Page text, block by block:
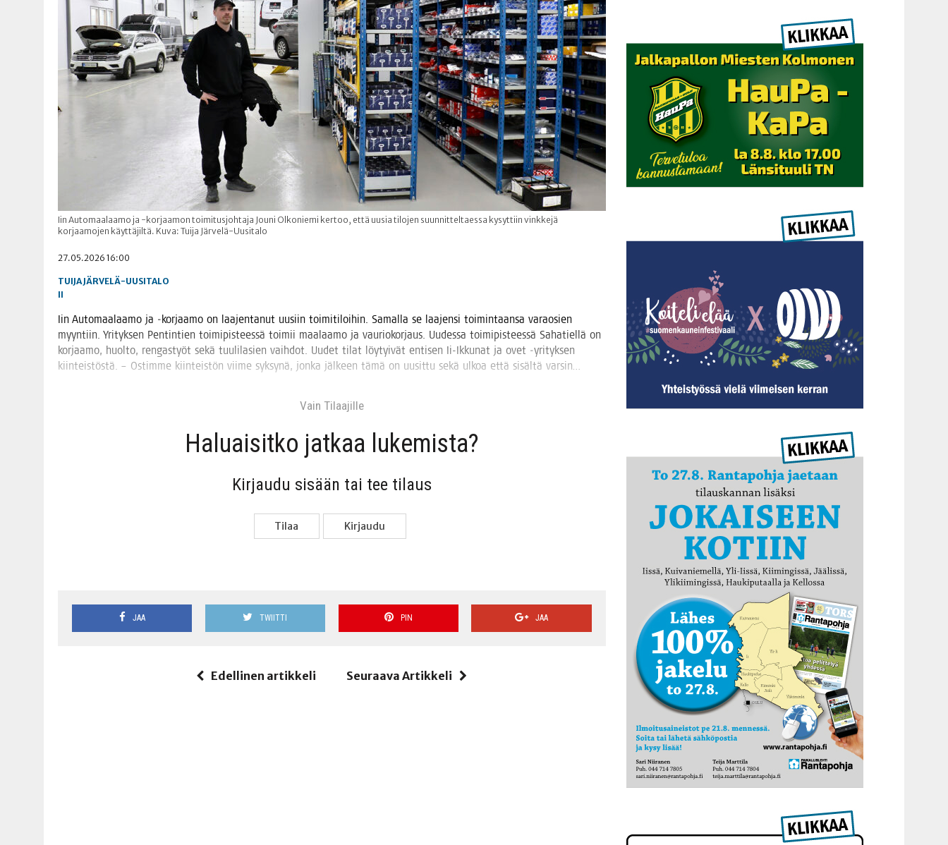
Iin Automaalaamo ja -korjaamon toimitusjohtaja Jouni Olkoniemi kertoo, että uusia tilojen suunnitteltaessa kysyttiin vinkkejä
korjaamojen käyttäjiltä. Kuva: Tuija Järvelä-Uusitalo
27.05.2026 16:00
TUIJA JÄRVELÄ-UUSITALO
II
Iin Auto­maa­laa­mo ja ‑kor­jaa­mo on laa­jen­ta­nut uusiin toi­mi­ti­loi­hin. Samal­la se laa­jen­si toi­min­taan­sa varao­sien
myyn­tiin. Yri­tyk­sen Pen­tin­tien toi­mi­pis­tees­sä toi­mii maa­laa­mo ja vau­rio­kor­jaus. Uudes­sa toi­mi­pis­tees­sä Saha­tiel­lä on
kor­jaa­mo, huol­to, ren­gas­työt sekä tuu­li­la­sien vaih­dot. Uudet tilat löy­tyi­vät enti­sen Ii-Ikku­nat ja ovet ‑yri­tyk­sen
kiin­teis­tös­tä. – Ostim­me kiin­teis­tön vii­me syk­sy­nä, jon­ka jäl­keen tämä on uusit­tu sekä ulkoa että sisäl­tä varsin…
Vain Tilaa­jil­le
Haluai­sit­ko jat­kaa lukemista?
Kir­jau­du sisään tai tee tilaus
Tilaa Kir­jau­du
JAA TWIITTI PIN JAA
Edellinen artikkeli Seuraava Artikkeli